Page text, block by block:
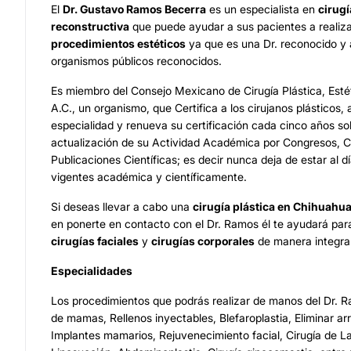
El Dr. Gustavo Ramos Becerra es un especialista en
reconstructiva que puede ayudar a sus pacientes a
procedimientos estéticos ya que es una Dr. reconocido y
organismos públicos reconocidos.
Es miembro del Consejo Mexicano de Cirugía Plástica,
A.C., un organismo, que Certifica a los cirujanos plásticos,
especialidad y renueva su certificación cada cinco años
actualización de su Actividad Académica por Congresos,
Publicaciones Científicas; es decir nunca deja de estar al
vigentes académica y científicamente.
Si deseas llevar a cabo una cirugía plástica en Chihuahua
en ponerte en contacto con el Dr. Ramos él te ayudará
cirugías faciales y cirugías corporales de manera
Especialidades
Los procedimientos que podrás realizar de manos del Dr.
de mamas, Rellenos inyectables, Blefaroplastia, Eliminar
Implantes mamarios, Rejuvenecimiento facial, Cirugía de